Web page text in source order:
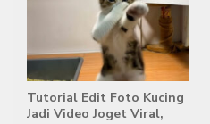
Tutorial Edit Foto Kucing
Jadi Video Joget Viral,